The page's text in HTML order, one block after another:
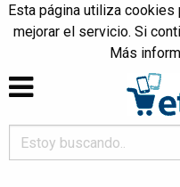
Esta página utiliza
mejorar el servicio. Si
Más